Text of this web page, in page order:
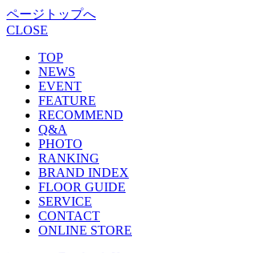
ページトップへ
CLOSE
TOP
NEWS
EVENT
FEATURE
RECOMMEND
Q&A
PHOTO
RANKING
BRAND INDEX
FLOOR GUIDE
SERVICE
CONTACT
ONLINE STORE